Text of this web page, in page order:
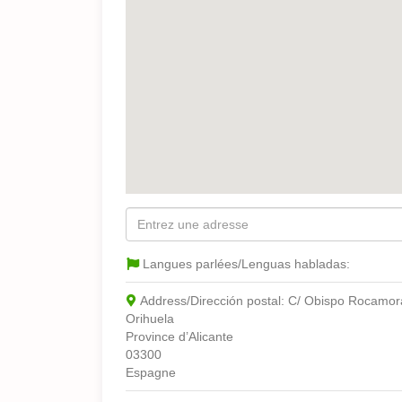
Langues parlées/Lenguas habladas:
Address/Dirección postal: C/ Obispo
Orihuela
Province d’Alicante
03300
Espagne